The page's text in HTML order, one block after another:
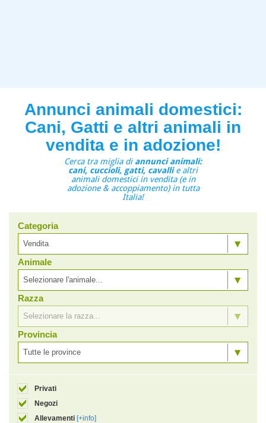
Annunci animali domestici:
Cani, Gatti e altri animali in
vendita e in adozione!
Cerca tra miglia di annunci animali:
cani, cuccioli, gatti, cavallie altri
animali domestici in vendita (e in
adozione & accoppiamento) in tutta
Italia!
Categoria
Vendita
Animale
Selezionare l'animale...
Razza
Selezionare la razza...
Provincia
Tutte le province
Privati
Negozi
Allevamenti [+info]